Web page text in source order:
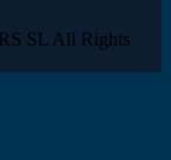
SL All Rights